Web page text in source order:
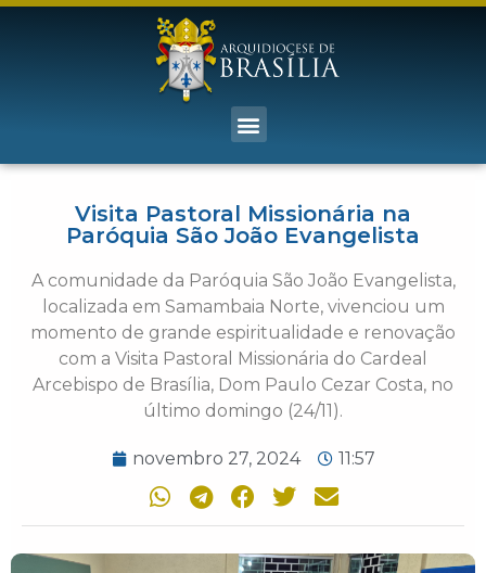
Visita Pastoral Missionária na
Paróquia São João Evangelista
A comunidade da Paróquia São João Evangelista,
localizada em Samambaia Norte, vivenciou um
momento de grande espiritualidade e renovação
com a Visita Pastoral Missionária do Cardeal
Arcebispo de Brasília, Dom Paulo Cezar Costa, no
último domingo (24/11).
novembro 27, 2024 11:57